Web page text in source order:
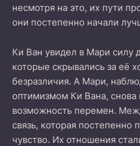
несмотря на это, их пути
они постепенно начали
Ки Ван увидел в Мари силу
которые скрывались за её
безразличия. А Мари,
оптимизмом Ки Вана, снова
возможность перемен.
связь, которая постепенно
чувство. Их отношения